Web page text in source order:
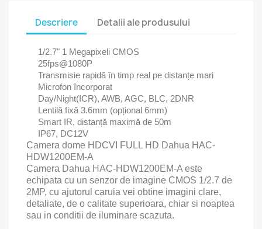
Descriere Detalii ale produsului
1/2.7" 1 Megapixeli CMOS
25fps@1080P
Transmisie rapidă în timp real pe distanțe mari
Microfon încorporat
Day/Night(ICR), AWB, AGC, BLC, 2DNR
Lentilă fixă 3.6mm (opțional 6mm)
Smart IR, distanță maximă de 50m
IP67, DC12V
Camera dome HDCVI FULL HD Dahua HAC-
HDW1200EM-A
Camera Dahua HAC-HDW1200EM-A este
echipata cu un senzor de imagine CMOS 1/2.7 de
2MP, cu ajutorul caruia vei obtine imagini clare,
detaliate, de o calitate superioara, chiar si noaptea
sau in conditii de iluminare scazuta.